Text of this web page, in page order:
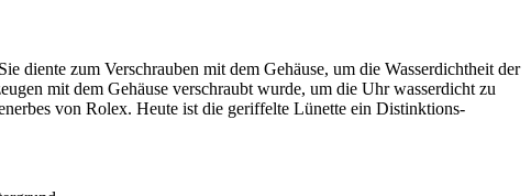
diente zum Verschrauben mit dem Gehäuse­, um die Wasserdichtheit der
mit dem Gehäuse verschraubt wurde, um die Uhr wasserdicht zu
von Rolex. Heute ist die geriffelte Lünette ein Distinktions­